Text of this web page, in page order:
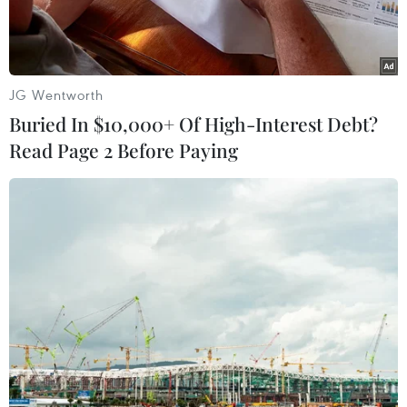
Ảnh chỉ có tính minh họa. (Ảnh: Đoàn Hữu Trung/TTXVN)
Những ngày qua, trước những hành động
ngang ngược của Trung Quốc đặt giàn khoan
JG Wentworth
Buried In $10,000+ Of High-Interest Debt?
Read Page 2 Before Paying